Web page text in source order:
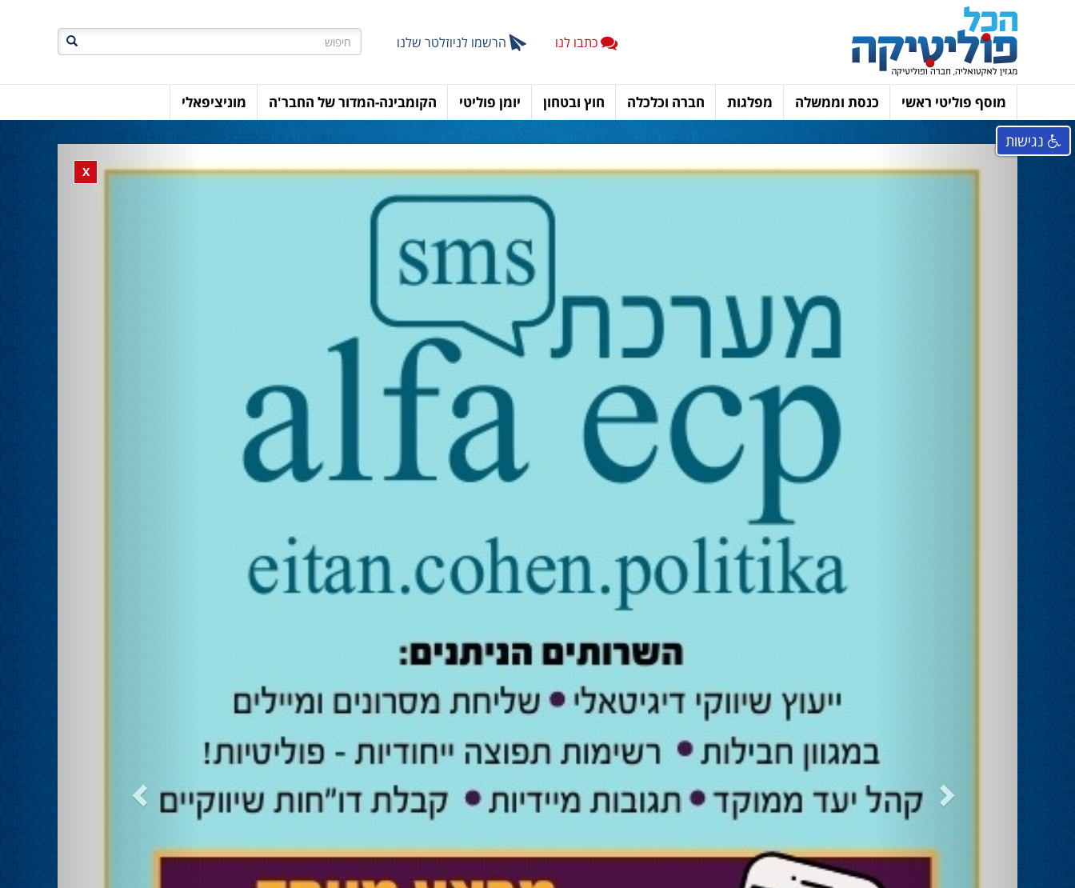
חיפוש כתבו לנו הרשמו לניוזלטר שלנו
מוסף פוליטי ראשי כנסת וממשלה מפלגות חברה וכלכלה חוץ ובטחון יומן פוליטי הקומבינה-המדור של החבר'ה מוניציפאלי
Close banner
X
נגישות